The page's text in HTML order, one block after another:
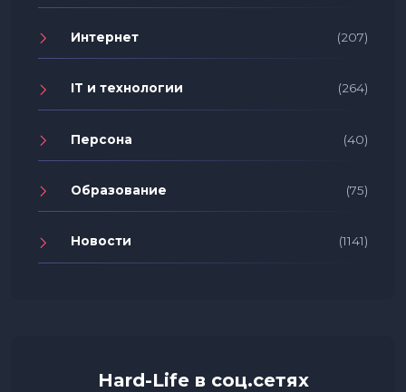
Интернет (207)
IT и технологии (264)
Персона (40)
Образование (75)
Новости (1141)
Hard-Life в соц.сетях